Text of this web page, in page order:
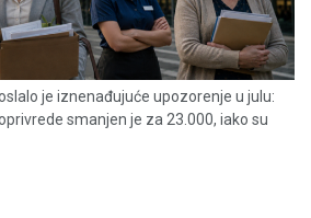
je iznenađujuće upozorenje u julu:
smanjen je za 23.000, iako su